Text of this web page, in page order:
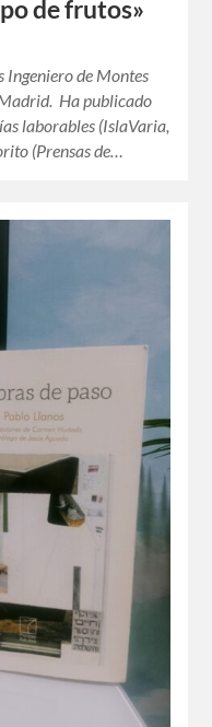
de frutos»
de Montes
Ha publicado
laborables (IslaVaria,
(Prensas de…